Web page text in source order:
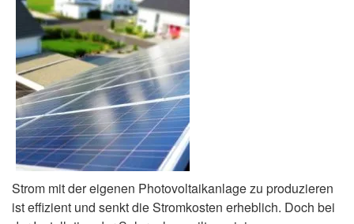
Strom mit der eigenen Photovoltaikanlage zu produzieren
ist effizient und senkt die Stromkosten erheblich. Doch bei